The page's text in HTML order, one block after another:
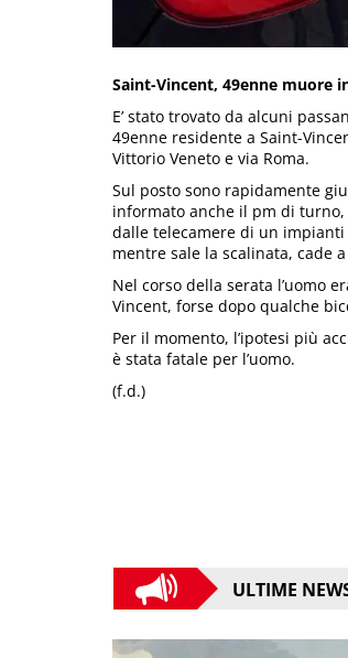
Saint-Vincent, 49enne muore
E’ stato trovato da alcuni
49enne residente a Saint-
Vittorio Veneto e via Roma.
Sul posto sono rapidamente
informato anche il pm di turno,
dalle telecamere di un impianti
mentre sale la scalinata, cade
Nel corso della serata l’uomo
Vincent, forse dopo qualche
Per il momento, l’ipotesi più
è stata fatale per l’uomo.
(f.d.)
ULTIME